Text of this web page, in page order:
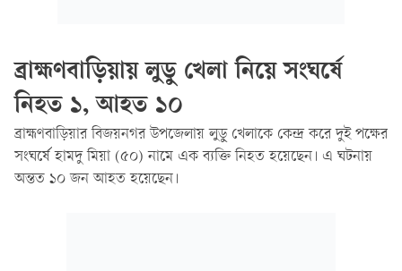
ব্রাহ্মণবাড়িয়ায় লুডু খেলা নিয়ে সংঘর্ষে
নিহত ১, আহত ১০
ব্রাহ্মণবাড়িয়ার বিজয়নগর উপজেলায় লুডু খেলাকে কেন্দ্র করে দুই পক্ষের
সংঘর্ষে হামদু মিয়া (৫০) নামে এক ব্যক্তি নিহত হয়েছেন। এ ঘটনায়
অন্তত ১০ জন আহত হয়েছেন।